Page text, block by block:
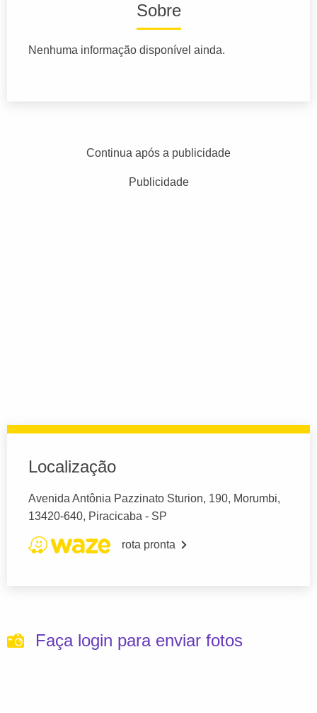
Sobre
Nenhuma informação disponível ainda.
Continua após a publicidade
Publicidade
Localização
Avenida Antônia Pazzinato Sturion, 190, Morumbi,
13420-640, Piracicaba - SP
rota pronta
Faça login para enviar fotos